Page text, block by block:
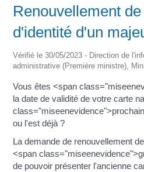
Renouvellement
d'identité d'un
Vérifié le 30/05/2023 - Direction de
administrative (Première ministre),
Vous êtes <span
la date de validité de votre carte
ou l'est déjà ?
La demande de renouvellement
<span
de pouvoir présenter l'ancienne